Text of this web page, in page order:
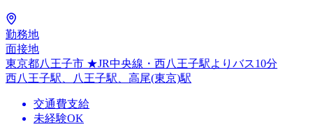
勤務地
面接地
東京都八王子市 ★JR中央線・西八王子駅よりバス10分
西八王子駅、八王子駅、高尾(東京)駅
交通費支給
未経験OK